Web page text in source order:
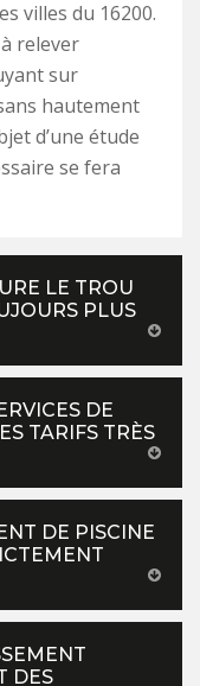
villes du 16200.
relever
sur
hautement
d’une étude
se fera
LE TROU
PLUS
DE
TARIFS TRÈS
DE PISCINE
DES